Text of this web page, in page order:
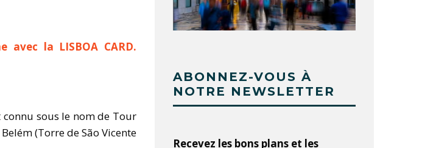
avec la LISBOA CARD.
connu sous le nom de Tour
(Torre de São Vicente
ABONNEZ-VOUS À
NOTRE NEWSLETTER
Recevez les bons plans et les